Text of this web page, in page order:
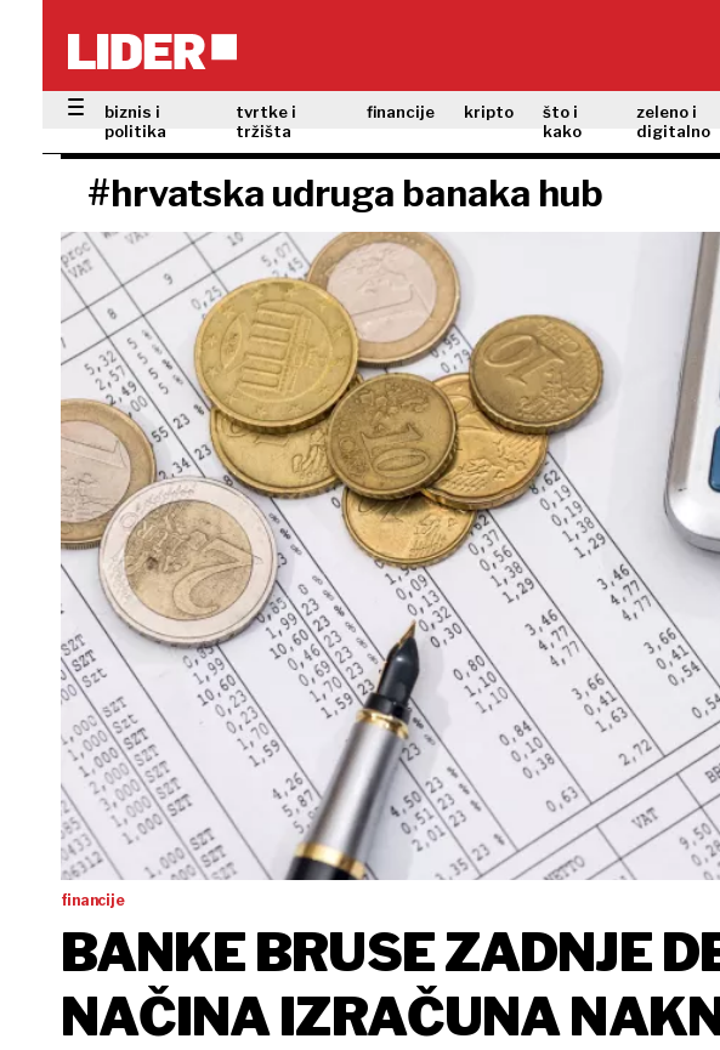
biznis i
politika
tvrtke i
tržišta
financije kripto
što i
kako
zeleno i
digitalno
#hrvatska udruga banaka hub
financije
BANKE BRUSE ZADNJE
NAČINA IZRAČUNA